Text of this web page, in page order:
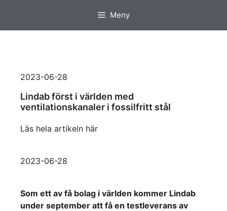
innehåll
Meny
2023-06-28
Lindab först i världen med
ventilationskanaler i fossilfritt stål
Läs hela artikeln här
2023-06-28
Som ett av få bolag i världen kommer Lindab
under september att få en testleverans av